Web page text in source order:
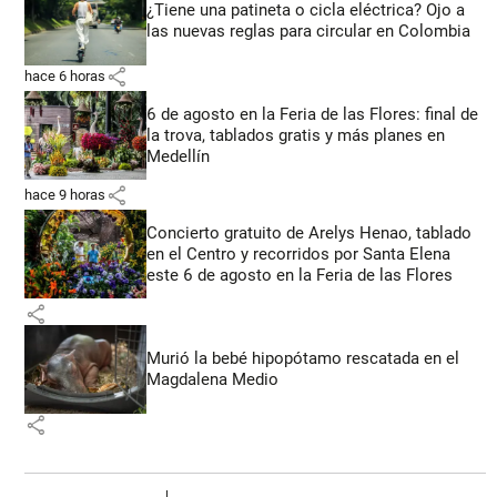
¿Tiene una patineta o cicla eléctrica? Ojo a
las nuevas reglas para circular en Colombia
hace 6 horas share
6 de agosto en la Feria de las Flores: final de
la trova, tablados gratis y más planes en
Medellín
hace 9 horas share
Concierto gratuito de Arelys Henao, tablado
en el Centro y recorridos por Santa Elena
este 6 de agosto en la Feria de las Flores
share
Murió la bebé hipopótamo rescatada en el
Magdalena Medio
share